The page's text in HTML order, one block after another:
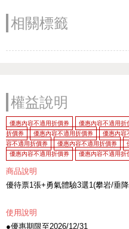
相關標籤
權益說明
優惠內容不適用折價券 優惠內容不適用折
折價券
優惠內容不適用折價券 優惠內容
容不適用折價券
優惠內容不適用折價券
優惠內容不適用折價券
優惠內容不適用折
商品說明
優待票1張+勇氣體驗3選1(攀岩/垂
使用說明
●優惠期限至2026/12/31